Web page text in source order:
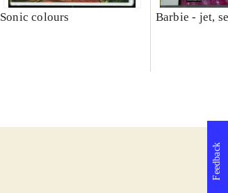
Sonic colours Barbie - jet,
Feedback